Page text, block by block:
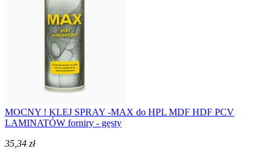
MOCNY ! KLEJ SPRAY -MAX do HPL MDF HDF PCV
LAMINATÓW forniry - gęsty
35,34 zł